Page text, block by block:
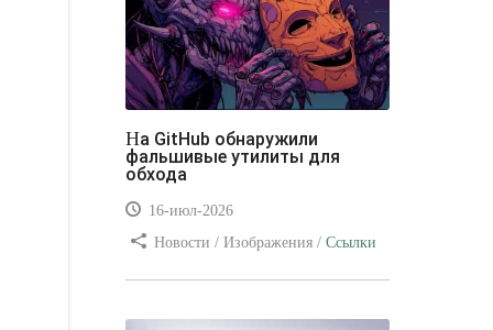
На GitHub обнаружили
фальшивые утилиты для
обхода
16-июл-2026
Новости / Изображения / Ссылки